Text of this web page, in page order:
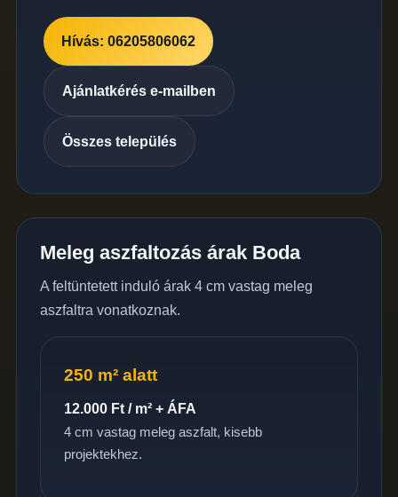
Hívás: 06205806062
Ajánlatkérés e-mailben
Összes település
Meleg aszfaltozás árak Boda
A feltüntetett induló árak 4 cm vastag meleg
aszfaltra vonatkoznak.
250 m² alatt
12.000 Ft / m² + ÁFA
4 cm vastag meleg aszfalt, kisebb
projektekhez.